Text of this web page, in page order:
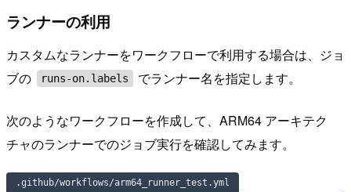
ランナーの利用
カスタムなランナーをワークフローで利用する場合は、ジョ
ブの
runs-on.labels でランナー名を指定します。
次のようなワークフローを作成して、ARM64 アーキテク
チャのランナーでのジョブ実行を確認してみます。
.github/workflows/arm64_runner_test.yml